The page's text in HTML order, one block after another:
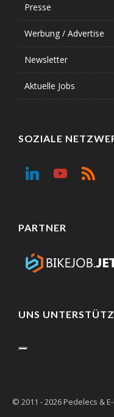
Presse
Werbung / Advertise
Newsletter
Aktuelle Jobs
SOZIALE
PARTNER
UNS
© 2011 - 2026 Pedelecs &